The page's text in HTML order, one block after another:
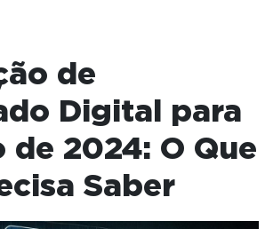
de
Digital para
de 2024: O Que
Saber